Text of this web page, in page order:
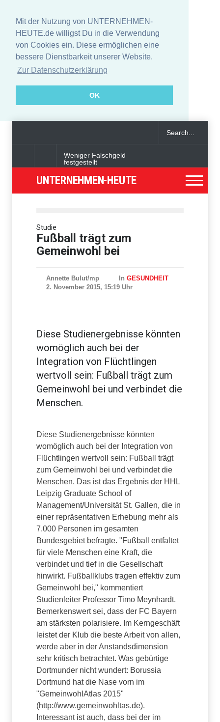
Mit der Nutzung von UNTERNEHMEN-
HEUTE.de willigst Du in die Verwendung
von Cookies ein. Diese ermöglichen eine
bessere Dienstbarkeit unserer Website.
Zur Datenschutzerklärung
OK
Weniger Falschgeld
festgestellt
Angeklagter wegen Auto-
verendet
UNTERNEHMEN-HEUTE
Studie
Fußball trägt zum
Gemeinwohl bei
Annette Bulut/mp In GESUNDHEIT
2. November 2015, 15:19 Uhr
Diese Studienergebnisse könnten
womöglich auch bei der
Integration von Flüchtlingen
wertvoll sein: Fußball trägt zum
Gemeinwohl bei und verbindet die
Menschen.
Diese Studienergebnisse könnten
womöglich auch bei der Integration von
Flüchtlingen wertvoll sein: Fußball trägt
zum Gemeinwohl bei und verbindet die
Menschen. Das ist das Ergebnis der HHL
Leipzig Graduate School of
Management/Universität St. Gallen, die in
einer repräsentativen Erhebung mehr als
7.000 Personen im gesamten
Bundesgebiet befragte. "Fußball entfaltet
für viele Menschen eine Kraft, die
verbindet und tief in die Gesellschaft
hinwirkt. Fußballklubs tragen effektiv zum
Gemeinwohl bei," kommentiert
Studienleiter Professor Timo Meynhardt.
Bemerkenswert sei, dass der FC Bayern
am stärksten polarisiere. Im Kerngeschäft
leistet der Klub die beste Arbeit von allen,
werde aber in der Anstandsdimension
sehr kritisch betrachtet. Was gebürtige
Dortmunder nicht wundert: Borussia
Dortmund hat die Nase vorn im
"GemeinwohlAtlas 2015"
(http://www.gemeinwohltas.de).
Interessant ist auch, dass bei der im